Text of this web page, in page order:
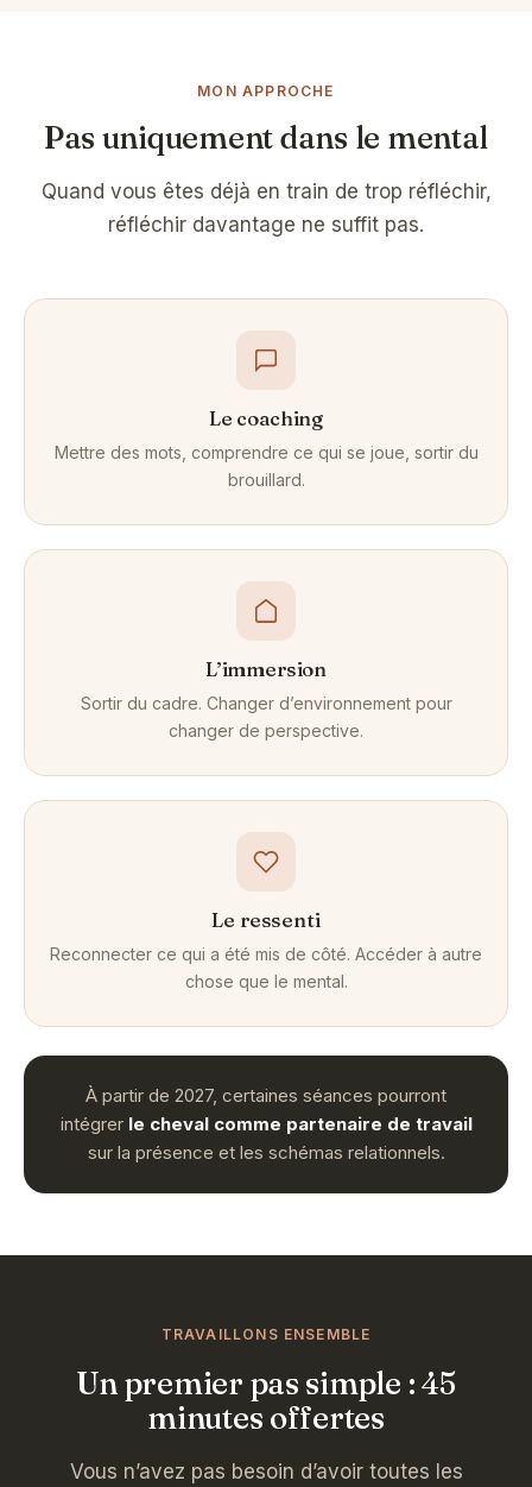
MON APPROCHE
Pas uniquement dans le mental
Quand vous êtes déjà en train de trop réfléchir,
réfléchir davantage ne suffit pas.
Le coaching
Mettre des mots, comprendre ce qui se joue, sortir du
brouillard.
L’immersion
Sortir du cadre. Changer d’environnement pour
changer de perspective.
Le ressenti
Reconnecter ce qui a été mis de côté. Accéder à autre
chose que le mental.
À partir de 2027, certaines séances pourront
intégrer le cheval comme partenaire de travail
sur la présence et les schémas relationnels.
TRAVAILLONS ENSEMBLE
Un premier pas simple : 45
minutes offertes
Vous n’avez pas besoin d’avoir toutes les